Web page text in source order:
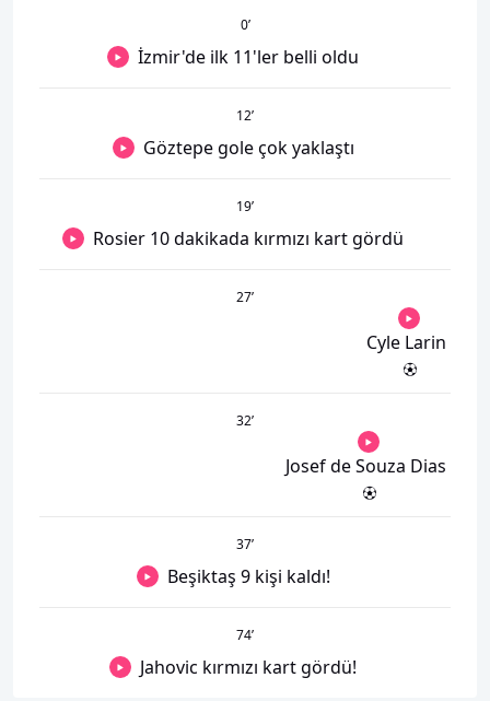
0’
İzmir'de ilk 11'ler belli oldu
12’
Göztepe gole çok yaklaştı
19’
Rosier 10 dakikada kırmızı kart gördü
27’
Cyle Larin
32’
Josef de Souza Dias
37’
Beşiktaş 9 kişi kaldı!
74’
Jahovic kırmızı kart gördü!